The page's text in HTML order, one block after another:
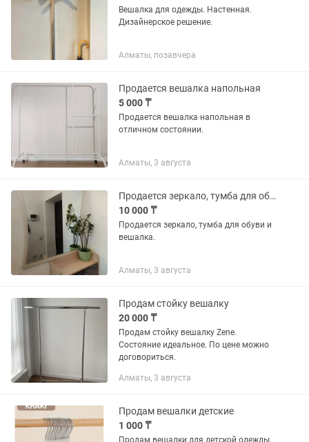
Вешалка для одежды. Настенная.
Дизайнерское решение.
Алматы, позавчера
Продается вешалка напольная
5 000 ₸
Продается вешалка напольная в
отличном состоянии.
Алматы, 3 августа
Продается зеркало, тумба для обуви и вешалка
10 000 ₸
Продается зеркало, тумба для обуви и
вешалка.
Алматы, 3 августа
Продам стойку вешалку
20 000 ₸
Продам стойку вешалку Zene.
Состояние идеальное. По цене можно
договориться.
Алматы, 3 августа
Продам вешалки детские
1 000 ₸
Продам вешалки для детской одежды.